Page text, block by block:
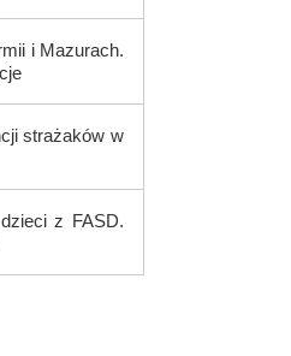
i Mazurach.
strażaków w
z FASD.